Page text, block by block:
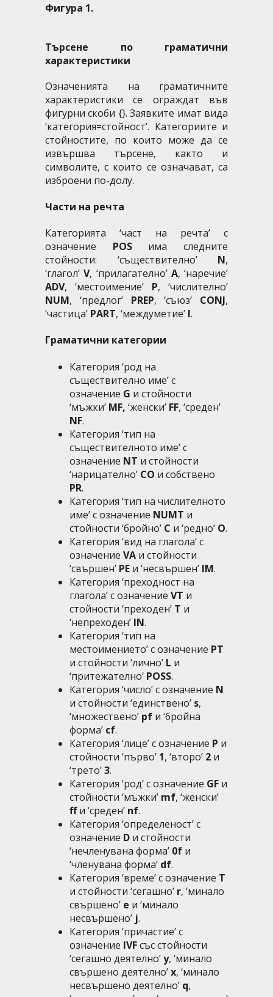
Фигура 1.
Търсене по граматични
характеристики
Означенията на граматичните
характеристики се ограждат във
фигурни скоби {}. Заявките имат вида
‘категория=стойност’. Категориите и
стойностите, по които може да се
извършва търсене, както и
символите, с които се означават, са
изброени по-долу.
Части на речта
Категорията ‘част на речта’ с
означение POSима следните
стойности: ‘съществително’ N,
‘глагол’V, ‘прилагателно’ A, ‘наречие’
ADV, ‘местоимение’ P, ‘числително’
NUM, ‘предлог’ PREP, ‘съюз’ CONJ,
‘частица’ PART, ‘междуметие’ I.
Граматични категории
Категория ‘род на
съществително имe’ с
означение G и стойности
‘мъжки’ MF, ‘женски’ FF, ‘среден’
NF.
Категория ‘тип на
съществителното име’ с
означение NT и стойности
‘нарицателно’ CO и собствено
PR.
Категория ‘тип на числителното
име’ с означение NUMT и
стойности ‘бройно’ C и ‘редно’ O.
Категория ‘вид на глагола’ с
означение VA и стойности
‘свършен’ PE и ‘несвършен’ IM.
Категория ‘преходност на
глагола’ с означение VT и
стойности ‘преходен’ T и
‘непреходен’ IN.
Категория ‘тип на
местоимението’ с означение PT
и стойности ‘лично’ L и
‘притежателно’ POSS.
Категория ‘число’ с означение N
и стойности ‘единствено’ s,
‘множествено’ pf и ‘бройна
форма’ cf.
Категория ‘лице’ с означение P и
стойности ‘първо’ 1, ‘второ’ 2 и
‘трето’3.
Категория ‘род’ с означение GF и
стойности ‘мъжки’ mf, ‘женски’
ffи ‘среден’ nf.
Категория ‘определеност’ с
означение D и стойности
‘нечленувана форма’ 0f и
‘членувана форма’ df.
Категория ‘време’ с означение T
и стойности ‘сегашно’ r, ‘минало
свършено’ e и ‘минало
несвършено’ j.
Категория ‘причастие’ с
означение IVFсъс стойности
‘сегашно деятелно’y, ‘минало
свършено деятелно’x, ‘минало
несвършено деятелно’ q,